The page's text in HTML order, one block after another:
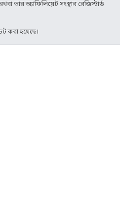
তার অ্যাফিলিয়েট সংস্থার রেজিস্টার্ড
করা হয়েছে।